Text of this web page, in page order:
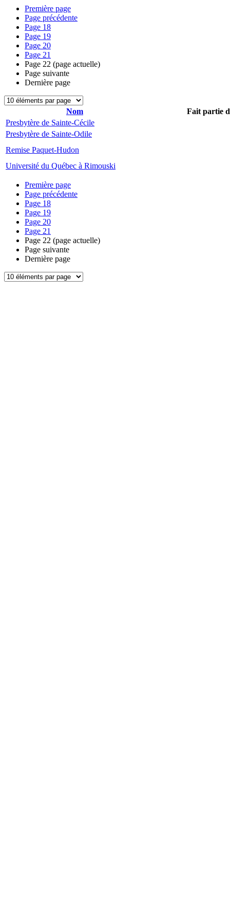
Première page
Page précédente
Page 18
Page 19
Page 20
Page 21
Page 22 (page actuelle)
Page suivante
Dernière page
Nom
Fait partie
Presbytère de Sainte-Cécile
Presbytère de Sainte-Odile
Remise Paquet-Hudon
Université du Québec à Rimouski
Première page
Page précédente
Page 18
Page 19
Page 20
Page 21
Page 22 (page actuelle)
Page suivante
Dernière page